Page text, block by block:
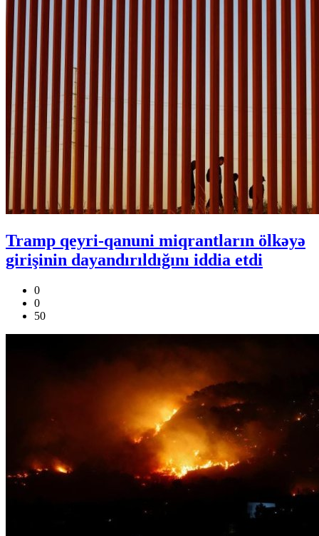
Tramp qeyri-qanuni miqrantların ölkəyə
girişinin dayandırıldığını iddia etdi
0
0
50